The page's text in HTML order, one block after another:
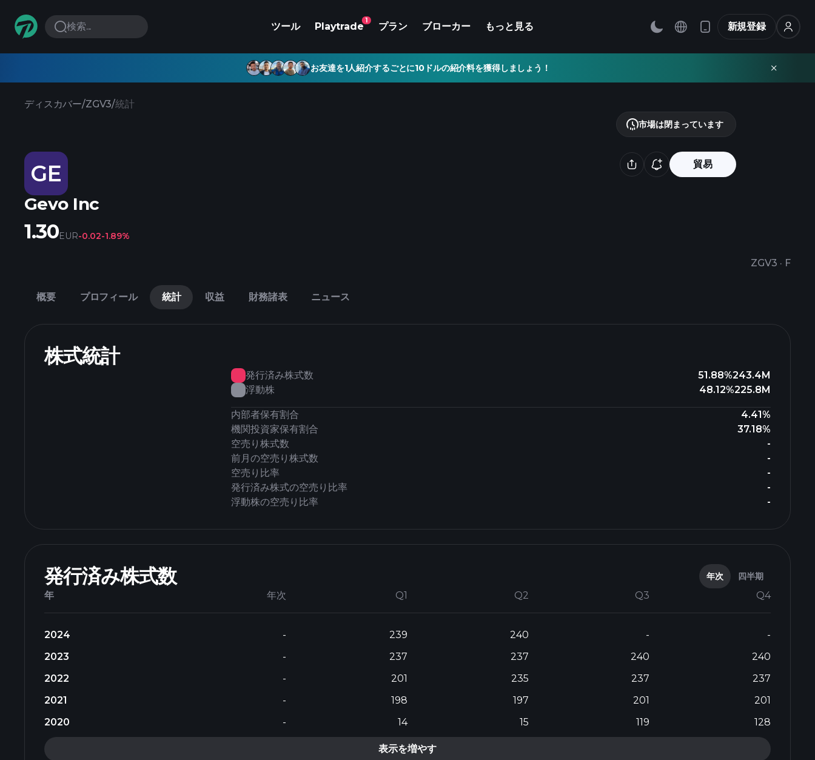
検索... ツール Playtrade
1
プラン ブローカー もっと見る 新規登録
お友達を1人紹介するごとに10ドルの紹介料を獲得しましょう！
ディスカバー/ZGV3/統計
GE 貿易
Gevo Inc
ZGV3 · F
市場は閉まっています
1.30EUR-0.02-1.89%
概要 プロフィール 統計 収益 財務諸表 ニュース
株式統計
発行済み株式数 51.88%243.4M
浮動株
48.12%225.8M
内部者保有割合
4.41%
機関投資家保有割合
37.18%
空売り株式数
-
前月の空売り株式数
-
空売り比率
-
発行済み株式の空売り比率
-
浮動株の空売り比率
-
発行済み株式数 年次 四半期
年 年次 Q1 Q2 Q3 Q4
2024 - 239 240 -
-
2023
- 237 237 240
240
2022
- 201 235 237
237
2021
- 198 197 201
201
2020
- 14 15 119 128
表示を増やす